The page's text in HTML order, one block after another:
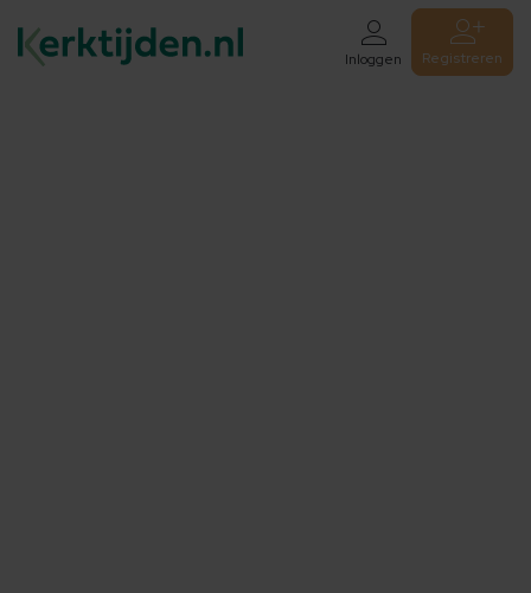
Inloggen Registreren